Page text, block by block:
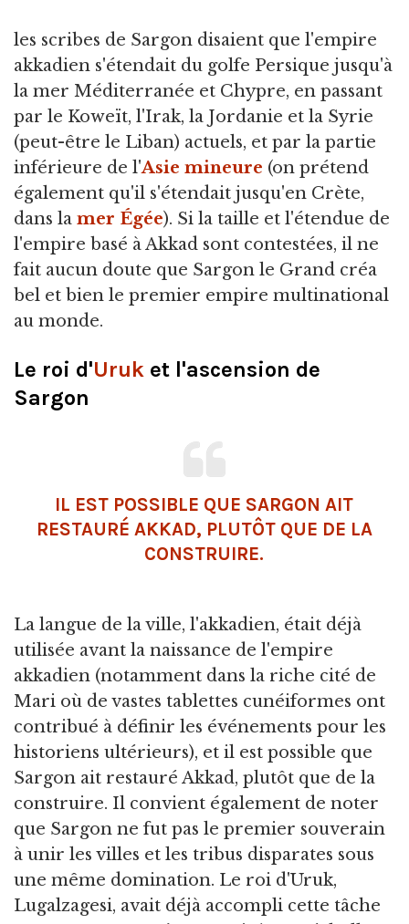
les scribes de Sargon disaient que l'empire
akkadien s'étendait du golfe Persique jusqu'à
la mer Méditerranée et Chypre, en passant
par le Koweït, l'Irak, la Jordanie et la Syrie
(peut-être le Liban) actuels, et par la partie
inférieure de l'Asie mineure (on prétend
également qu'il s'étendait jusqu'en Crète,
dans la mer Égée). Si la taille et l'étendue de
l'empire basé à Akkad sont contestées, il ne
fait aucun doute que Sargon le Grand créa
bel et bien le premier empire multinational
au monde.
Le roi d'Uruk et l'ascension de
Sargon
IL EST POSSIBLE QUE SARGON AIT
RESTAURÉ AKKAD, PLUTÔT QUE DE LA
CONSTRUIRE.
La langue de la ville, l'akkadien, était déjà
utilisée avant la naissance de l'empire
akkadien (notamment dans la riche cité de
Mari où de vastes tablettes cunéiformes ont
contribué à définir les événements pour les
historiens ultérieurs), et il est possible que
Sargon ait restauré Akkad, plutôt que de la
construire. Il convient également de noter
que Sargon ne fut pas le premier souverain
à unir les villes et les tribus disparates sous
une même domination. Le roi d'Uruk,
Lugalzagesi, avait déjà accompli cette tâche